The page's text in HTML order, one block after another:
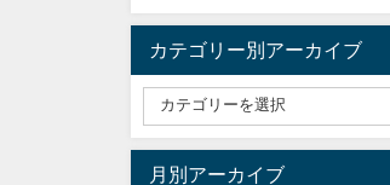
カテゴリー別アーカイブ
月別アーカイブ